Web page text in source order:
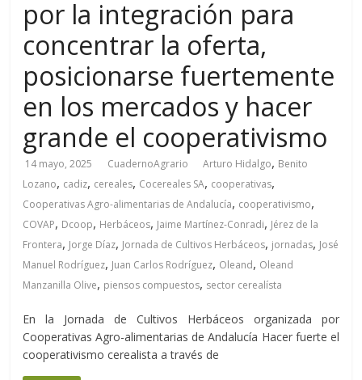
por la integración para
concentrar la oferta,
posicionarse fuertemente
en los mercados y hacer
grande el cooperativismo
14 mayo, 2025 CuadernoAgrario Arturo Hidalgo, Benito
Lozano, cadiz, cereales, Cocereales SA, cooperativas,
Cooperativas Agro-alimentarias de Andalucía, cooperativismo,
COVAP, Dcoop, Herbáceos, Jaime Martínez-Conradi, Jérez de la
Frontera, Jorge Díaz, Jornada de Cultivos Herbáceos, jornadas, José
Manuel Rodríguez, Juan Carlos Rodríguez, Oleand, Oleand
Manzanilla Olive, piensos compuestos, sector cerealísta
En la Jornada de Cultivos Herbáceos organizada por
Cooperativas Agro-alimentarias de Andalucía Hacer fuerte el
cooperativismo cerealista a través de